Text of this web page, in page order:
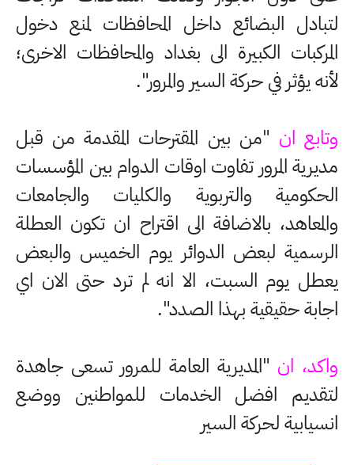
لتبادل البضائع داخل المحافظات لمنع دخول
المركبات الكبيرة الى بغداد والمحافظات الاخرى؛
لأنه يؤثر في حركة السير والمرور".
وتابع ان "من بين المقترحات المقدمة من قبل
مديرية المرور تفاوت اوقات الدوام بين المؤسسات
الحكومية والتربوية والكليات والجامعات
والمعاهد، بالاضافة الى اقتراح ان تكون العطلة
الرسمية لبعض الدوائر يوم الخميس والبعض
يعطل يوم السبت، الا انه لم ترد حتى الان اي
اجابة حقيقية بهذا الصدد".
واكد، ان "المديرية العامة للمرور تسعى جاهدة
لتقديم افضل الخدمات للمواطنين ووضع
انسيابية لحركة السير